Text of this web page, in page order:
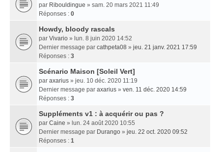
par Ribouldingue » sam. 20 mars 2021 11:49
Réponses : 0
Howdy, bloody rascals
par Vivario » lun. 8 juin 2020 14:52
Dernier message par cathpeta08 » jeu. 21 janv. 2021 17:59
Réponses : 3
Scénario Maison [Soleil Vert]
par axarius » jeu. 10 déc. 2020 11:19
Dernier message par axarius » ven. 11 déc. 2020 14:59
Réponses : 3
Suppléments v1 : à acquérir ou pas ?
par Caine » lun. 24 août 2020 10:55
Dernier message par Durango » jeu. 22 oct. 2020 09:52
Réponses : 1